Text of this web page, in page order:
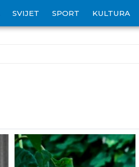
SVIJET SPORT KULTURA